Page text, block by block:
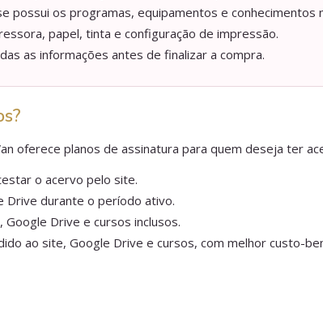
possui os programas, equipamentos e conhecimentos
papel, tinta e configuração de impressão.
as informações antes de finalizar a compra.
oferece planos de assinatura para quem deseja ter
o acervo pelo site.
Drive durante o período ativo.
Google Drive e cursos inclusos.
ao site, Google Drive e cursos, com melhor custo-